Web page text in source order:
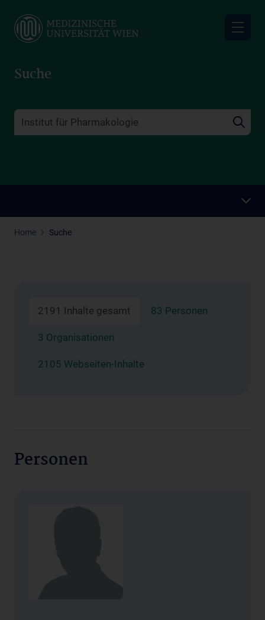
main
Suche
Home Suche
2191 Inhalte gesamt 83 Personen
3 Organisationen
2105 Webseiten-Inhalte
Personen